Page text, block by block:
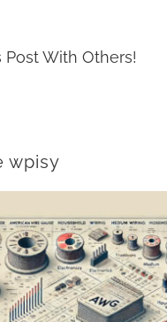
Post With Others!
wpisy